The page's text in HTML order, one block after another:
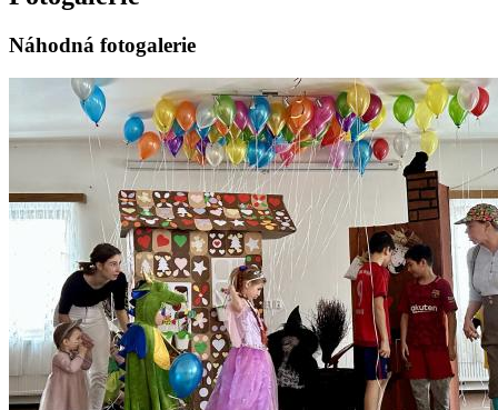
Náhodná fotogalerie